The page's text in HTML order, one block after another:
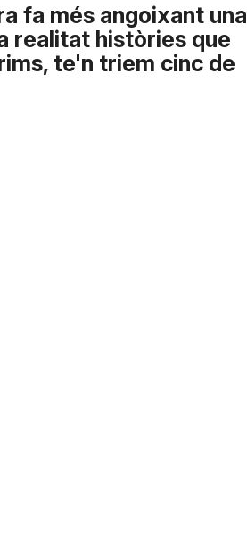
fa més angoixant una
realitat històries que
te'n triem cinc de